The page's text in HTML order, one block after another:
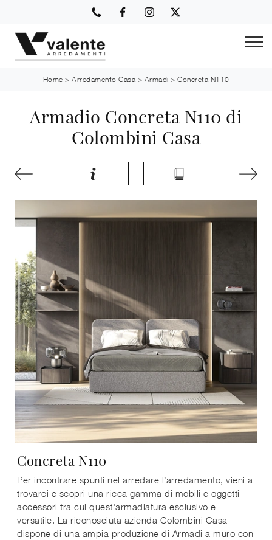
Home > Arredamento Casa > Armadi > Concreta N110
Armadio Concreta N110 di
Colombini Casa
Concreta N110
Per incontrare spunti nel arredare l’arredamento, vieni a
trovarci e scopri una ricca gamma di mobili e oggetti
accessori tra cui quest'armadiatura esclusivo e
versatile. La riconosciuta azienda Colombini Casa
dispone di una ampia produzione di Armadi a muro con